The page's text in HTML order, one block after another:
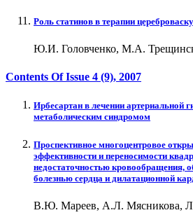
Роль статинов в терапии
Ю.И. Головченко, М.А.
Contents Of Issue 4 (9), 2007
Ирбесартан в лечении артериальной
метаболическим синдромом
Проспективное многоцентровое
эффективности и переносимости
недостаточностью кровообращения,
болезнью сердца и дилатационной
В.Ю. Мареев, А.Л. Мясникова,